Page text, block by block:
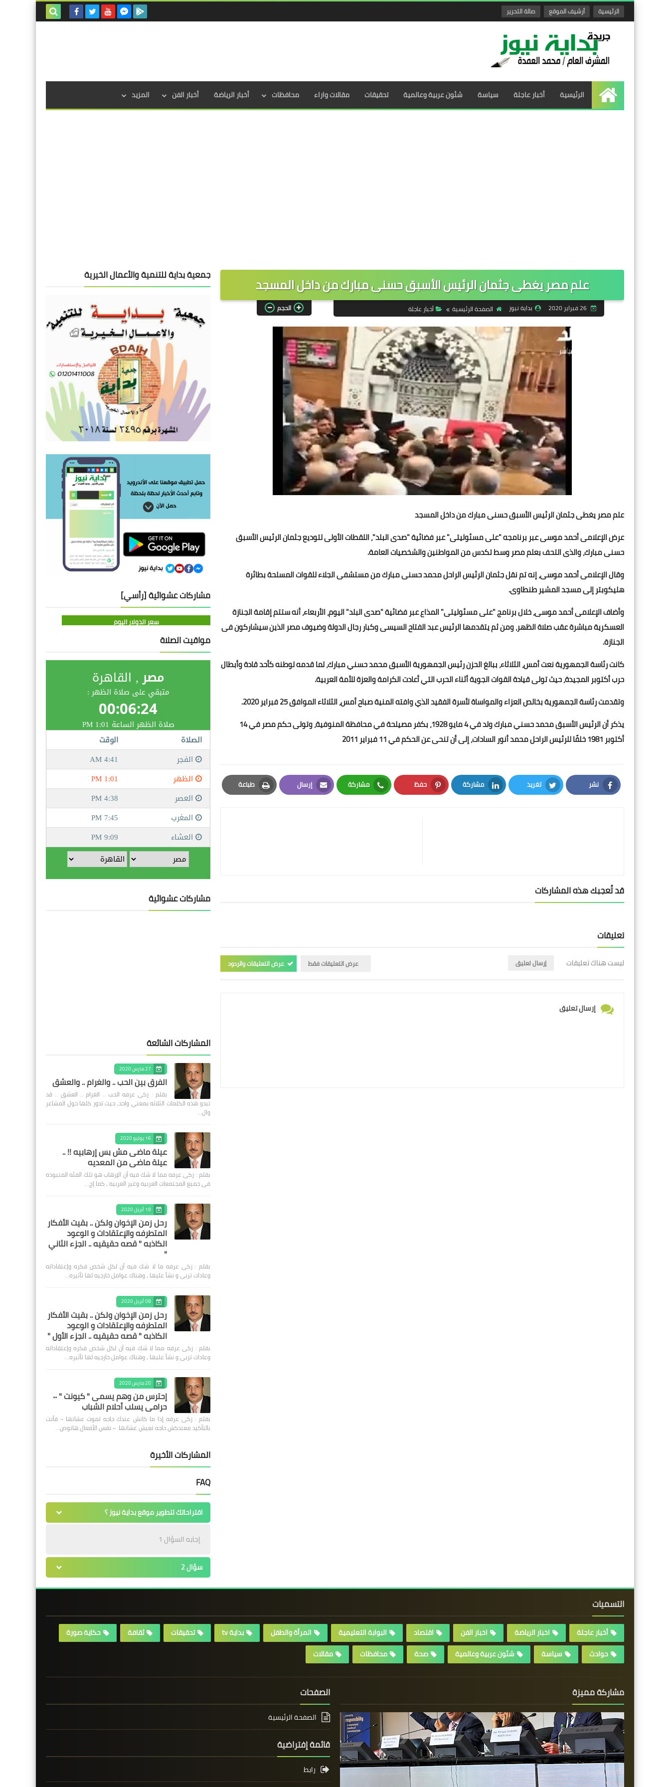
الرئيسية أرشيف الموقع صالة التحرير
الرئيسية
الرئيسية أخبار عاجلة سياسة شئون عربية وعالمية تحقيقات مقالات واراء محافظات أخبار الرياضة أخبار الفن المزيد
علم مصر يغطى جثمان الرئيس الأسبق حسنى مبارك من داخل المسجد
26 فبراير 2020 بداية نيوز الصفحة الرئيسية أخبار عاجلة الحجم
علم مصر يغطى جثمان الرئيس الأسبق حسنى مبارك من داخل المسجد
عرض الإعلامى أحمد موسى عبر برنامجه "على مسئوليتى" عبر فضائية "صدى البلد"، اللقطات الأولى لتوديع جثمان الرئيس الأسبق
حسنى مبارك، والذى التحف بعلم مصر وسط تكدس من المواطنين والشخصيات العامة.
وقال الإعلامى أحمد موسى، إنه تم نقل جثمان الرئيس الراحل محمد حسنى مبارك من مستشفى الجلاء للقوات المسلحة بطائرة
هليكوبتر إلى مسجد المشير طنطاوى.
وأضاف الإعلامى أحمد موسى، خلال برنامج "على مسئوليتى" المذاع عبر فضائية "صدى البلد" اليوم، الأربعاء، أنه ستتم إقامة الجنازة
العسكرية مباشرة عقب صلاة الظهر، ومن ثم يتقدمها الرئيس عبد الفتاح السيسى وكبار رجال الدولة وضيوف مصر الذين سيشاركون فى
الجنازة.
كانت رئاسة الجمهورية نعت أمس، الثلاثاء، ببالغ الحزن رئيس الجمهورية الأسبق محمد حسني مبارك، لما قدمه لوطنه كأحد قادة وأبطال
حرب أكتوبر المجيدة، حيث تولى قيادة القوات الجوية أثناء الحرب التي أعادت الكرامة والعزة للأمة العربية.
وتقدمت رئاسة الجمهورية بخالص العزاء والمواساة لأسرة الفقيد الذي وافته المنية صباح أمس، الثلاثاء الموافق 25 فبراير 2020.
يذكر أن الرئيس الأسبق محمد حسني مبارك ولد في 4 مايو 1928، بكفر مصيلحة في محافظة المنوفية، وتولى حكم مصر في 14
أكتوبر 1981 خلفًا للرئيس الراحل محمد أنور السادات، إلى أن تنحى عن الحكم في 11 فبراير 2011
نشر
Facebook
تغريد
Twitter
مشاركة
LinkedIn
حفظ
Pinterest
مشاركة
Whatsapp
إرسال
Email
طباعة
Print
قد تُعجبك هذه المشاركات
تعليقات
ليست هناك تعليقات إرسال تعليق عرض التعليقات فقط عرض التعليقات والردود
إرسال تعليق
جمعية بداية للتنمية والأعمال الخيرية
مشاركات عشوائية [رأسي]
سعر الدولار اليوم
مواقيت الصلاة
مشاركات عشوائية
المشاركات الشائعة
27 مارس 2020
الفرق بين الحب .. والغرام .. والعشق
بقلم : زكى عرفه الحب .. الغرام .. العشق .. قد
تبدو هذه الكلمات الثلاثه بمعنى واحد، حيث تدور كلها حول المشاعر
وال…
16 يوليو 2020
عيلة ماضى مش بس إرهابيه !! ..
عيلة ماضى من المعديه
بقلم : زكى عرفه مما لا شك فيه أن الإرهاب هو تلك الفئه المنبوذه
فى جميع المجتمعات العربيه وغير العربيه ، كما إج…
19 أبريل 2020
رحل زمن الإخوان ولكن .. بقيت الأفكار
المتطرفه والإعتقادات و الوعود
الكاذبه " قصه حقيقيه .. الجزء الثاني
"
بقلم : زكى عرفه ‎ما لا شك فيه أن لكل شخص فكره وإعتقاداته
وعادات تربى و نشأ عليها ، وهناك عوامل خارجيه لها تأثيره…
08 أبريل 2020
رحل زمن الإخوان ولكن .. بقيت الأفكار
المتطرفه والإعتقادات و الوعود
الكاذبه " قصه حقيقيه .. الجزء الأول "
بقلم : زكى عرفه مما لا شك فيه أن لكل شخص فكره وإعتقاداته
وعادات تربى و نشأ عليها ، وهناك عوامل خارجيه لها تأثيره…
20 مارس 2020
إحترس من وهم يسمى " كيونت " ٠٠
حرامى يسلب أحلام الشباب
بقلم : زكى عرفه ‎إذا ما كانش عندك حاجه تموت عشانها ٠٠ فأنت
بالتأكيد معندكش حاجه تعيش عشانها ٠٠ نفس الأفعال هاتوص…
المشاركات الأخيرة
FAQ
اقتراحاتك لتطوير موقع بداية نيوز ؟
إجابه السؤال 1
سؤال 2
التسميات
أخبار عاجلة اخبار الرياضة اخبار الفن اقتصاد البوابة التعليمية المرأة والطفل بداية tv تحقيقات ثقافة
حكاية صورة
حوادث
سياسة شئون عربية وعالمية صحة محافظات مقالات
مشاركة مميزة الصفحات
الصفحة الرئيسية
قائمة إفتراضية
رابط